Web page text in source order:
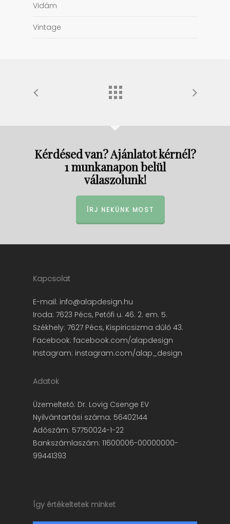
Vidám
Vintage
Kérdésed van? Ajánlatot kérnél?
1 munkanapon belül
válaszolunk!
ÍRJ NEKÜNK MOST
Kapcsolat
E-mail: info@alapdesign.hu
Iroda: 7623 Pécs, Petőfi u. 46. 2. em. 5.
Székhely: 7627 Pécs, Kispiricsizma dűlő 43.
Facebook: facebook.com/alapdesign
Instagram: instagram.com/alap_design
Adatok
Üzemeltető: Dr. Lovig Csenge EV
Nyilvántartási száma: 56402144
Adószám: 57750024-1-22
Bankszámlaszám: 11600006-00000000-
99441393
Így értékeltetek minket